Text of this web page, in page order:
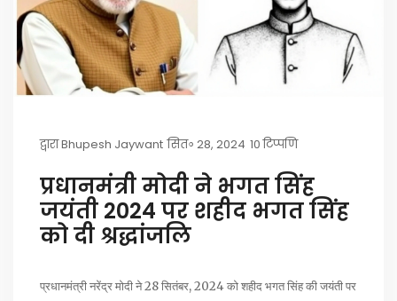
द्वाराBhupesh Jaywant सित॰ 28, 2024 10 टिप्पणि
प्रधानमंत्री मोदी ने भगत सिंह
जयंती 2024 पर शहीद भगत सिंह
को दी श्रद्धांजलि
प्रधानमंत्री नरेंद्र मोदी ने 28 सितंबर, 2024 को शहीद भगत सिंह की जयंती पर